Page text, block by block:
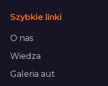
Szybkie linki
O nas
Wiedza
Galeria aut